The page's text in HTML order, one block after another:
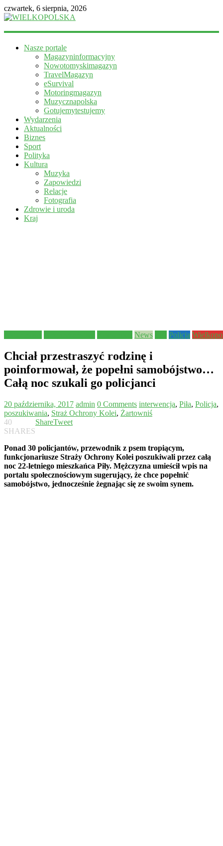
czwartek, 6 sierpnia, 2026
WIELKOPOLSKA
informacyjny
Nasze portale
Magazyninformacyjny
Nowotomyskimagazyn
TravelMagazyn
eSurvival
Motoringmagazyn
Muzycznapolska
Gotujemytestujemy
Wydarzenia
Aktualności
Biznes
Sport
Polityka
Kultura
Muzyka
Zapowiedzi
Relacje
Fotografia
Zdrowie i uroda
Kraj
News Policja
Chciał przestraszyć rodzinę i
poinformował, że popełni samobójstwo…
Całą noc szukali go policjanci
20 października, 2017 admin 0 Comments interwencja, Piła, Policja,
poszukiwania, Straż Ochrony Kolei, Żartowniś
40
SHARES
ShareTweet
Ponad 30 policjantów, przewodnik z psem tropiącym,
funkcjonariusze Straży Ochrony Kolei poszukiwali przez całą
noc 22-letniego mieszkańca Piły. Mężczyzna umieścił wpis na
portalu społecznościowym sugerujący, że chce popełnić
samobójstwo, jednocześnie żegnając się ze swoim synem.